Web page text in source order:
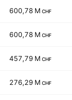
600,78 M CHF
600,78 M CHF
457,79 M CHF
276,29 M CHF